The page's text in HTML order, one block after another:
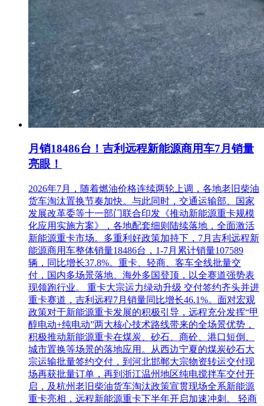
月销18486台！吉利远程新能源商用车7月销量
亮眼！
2026年7月，随着燃油价格连续两轮上调，各地老旧柴油
货车淘汰置换节奏加快。与此同时，交通运输部、国家
发展改革委等十一部门联合印发《推动新能源重卡规模
化应用实施方案》，各地配套细则陆续落地，全面激活
新能源重卡市场。多重利好政策加持下，7月吉利远程新
能源商用车整体销量18486台，1-7月累计销量107589
辆，同比增长37.8%。重卡、轻商、客车全线批量交
付，国内多场景落地、海外多国登顶，以全赛道强势表
现领跑行业。 重卡大宗运力绿动升级 交付签约齐头并进
重卡赛道，吉利远程7月销量同比增长46.1%。面对宏观
政策对于新能源重卡发展的积极引导，远程充分发挥“甲
醇电动+纯电动”两大核心技术路线带来的全场景优势，
积极推动新能源重卡在煤炭、砂石、商砼、港口短倒、
城市置换等场景的落地应用。从西边宁夏的煤炭砂石大
宗运输批量签约交付，到河北邯郸大宗物资转运交付现
场再获批量订单，再到浙江温州地区纯电搅拌车交付开
启，及杭州老旧柴油货车淘汰政策宣贯现场全系新能源
重卡亮相，远程新能源重卡下半年开启加速冲刺。 轻商